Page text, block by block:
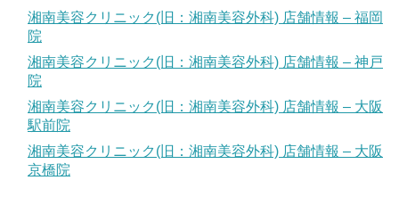
湘南美容クリニック(旧：湘南美容外科) 店舗情報 – 福岡
院
湘南美容クリニック(旧：湘南美容外科) 店舗情報 – 神戸
院
湘南美容クリニック(旧：湘南美容外科) 店舗情報 – 大阪
駅前院
湘南美容クリニック(旧：湘南美容外科) 店舗情報 – 大阪
京橋院